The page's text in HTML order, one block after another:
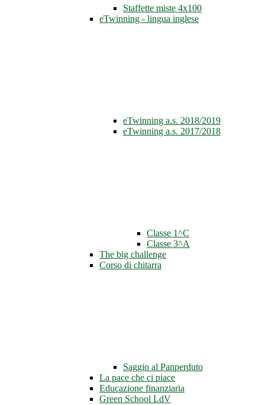
Staffette miste 4x100
eTwinning - lingua inglese
eTwinning a.s. 2018/2019
eTwinning a.s. 2017/2018
Classe 1^C
Classe 3^A
The big challenge
Corso di chitarra
Saggio al Panperduto
La pace che ci piace
Educazione finanziaria
Green School LdV